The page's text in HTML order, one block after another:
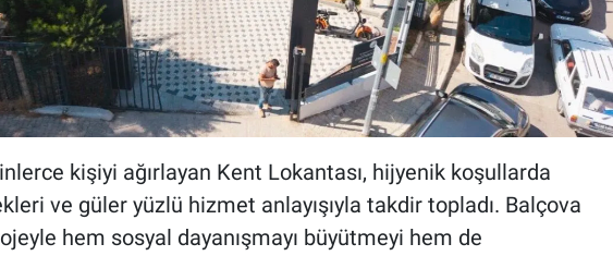
kişiyi ağırlayan Kent Lokantası, hijyenik koşullarda
ve güler yüzlü hizmet anlayışıyla takdir topladı. Balçova
hem sosyal dayanışmayı büyütmeyi hem de